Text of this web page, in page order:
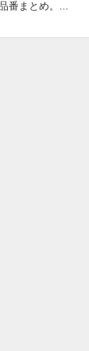
番まとめ。...